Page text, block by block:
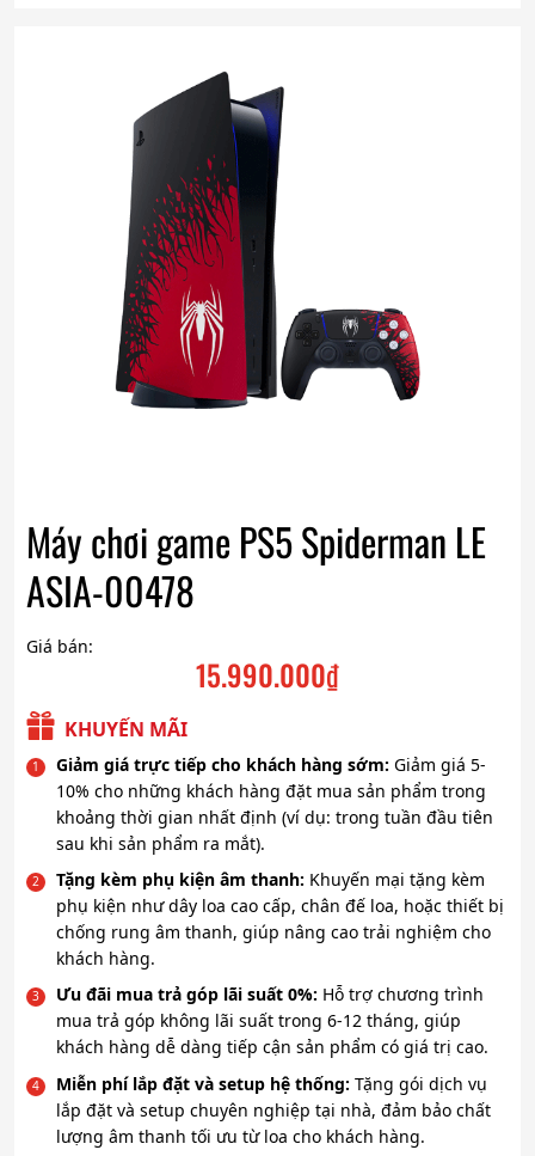
Máy chơi game PS5 Spiderman LE
ASIA-00478
Giá bán:
15.990.000₫
KHUYẾN MÃI
Giảm giá trực tiếp cho khách hàng sớm: Giảm giá 5-
10% cho những khách hàng đặt mua sản phẩm trong
khoảng thời gian nhất định (ví dụ: trong tuần đầu tiên
sau khi sản phẩm ra mắt).
Tặng kèm phụ kiện âm thanh: Khuyến mại tặng kèm
phụ kiện như dây loa cao cấp, chân đế loa, hoặc thiết bị
chống rung âm thanh, giúp nâng cao trải nghiệm cho
khách hàng.
Ưu đãi mua trả góp lãi suất 0%: Hỗ trợ chương trình
mua trả góp không lãi suất trong 6-12 tháng, giúp
khách hàng dễ dàng tiếp cận sản phẩm có giá trị cao.
Miễn phí lắp đặt và setup hệ thống: Tặng gói dịch vụ
lắp đặt và setup chuyên nghiệp tại nhà, đảm bảo chất
lượng âm thanh tối ưu từ loa cho khách hàng.